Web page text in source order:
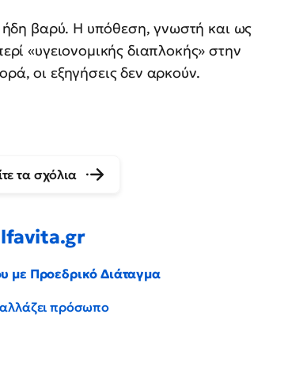
ήδη βαρύ. Η υπόθεση, γνωστή και ως
«υγειονομικής διαπλοκής» στην
οι εξηγήσεις δεν αρκούν.
τα σχόλια
με Προεδρικό Διάταγμα
αλλάζει πρόσωπο